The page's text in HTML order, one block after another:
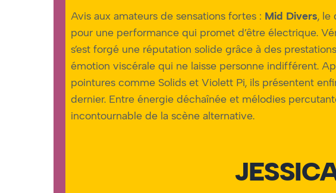
Avis aux amateurs de sensations fortes : Mid Divers, le
pour une performance qui promet d’être électrique.
s’est forgé une réputation solide grâce à des
émotion viscérale qui ne laisse personne indifférent.
pointures comme Solids et Violett Pi, ils présentent
dernier. Entre énergie déchaînée et mélodies
incontournable de la scène alternative.